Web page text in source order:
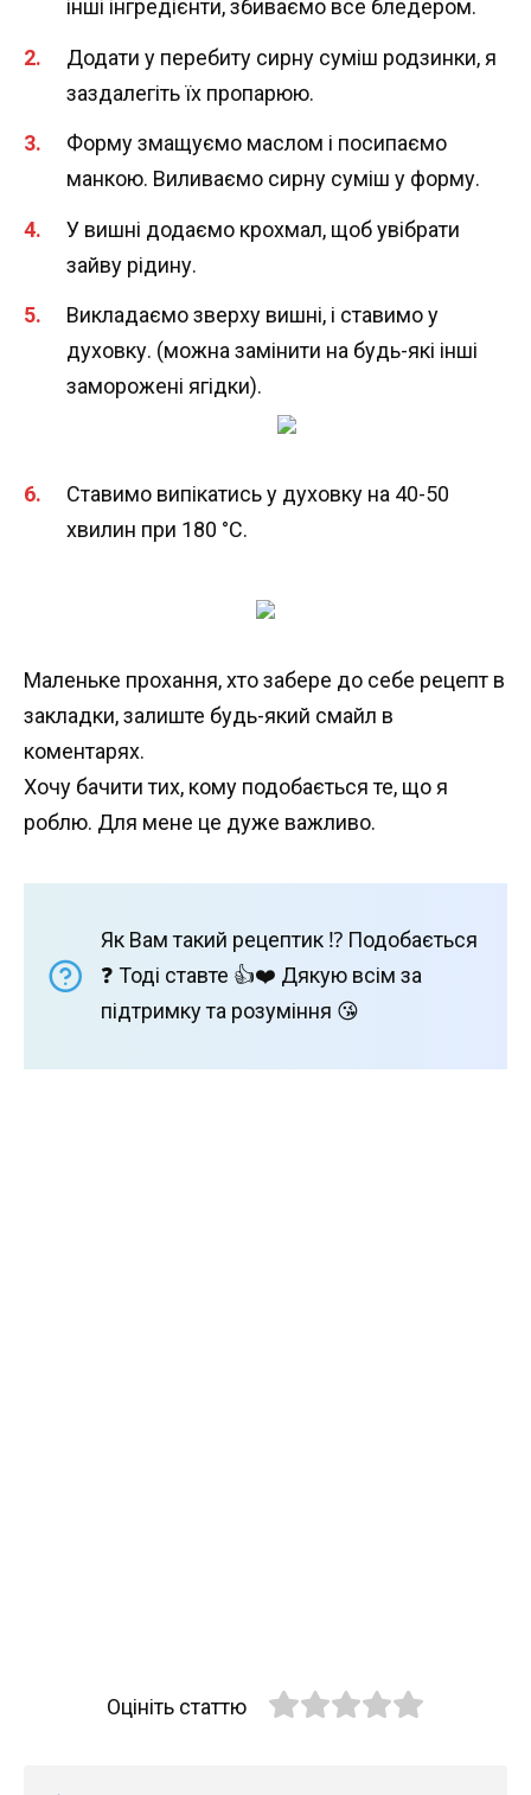
інші інгредієнти, збиваємо все бледером.
Додати у перебиту сирну суміш родзинки, я
заздалегіть їх пропарюю.
Форму змащуємо маслом і посипаємо
манкою. Виливаємо сирну суміш у форму.
У вишні додаємо крохмал, щоб увібрати
зайву рідину.
Викладаємо зверху вишні, і ставимо у
духовку. (можна замінити на будь-які інші
заморожені ягідки).
Ставимо випікатись у духовку на 40-50
хвилин при 180 °С.
Маленьке прохання, хто забере до себе рецепт в
закладки, залиште будь-який смайл в
коментарях.
Хочу бачити тих, кому подобається те, що я
роблю. Для мене це дуже важливо.
Як Вам такий рецептик ⁉️ Подобається
❓ Тоді ставте 👍❤️ Дякую всім за
підтримку та розуміння 😘
Оцініть статтю